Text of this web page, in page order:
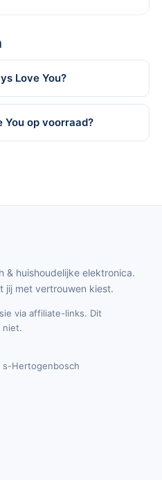
Love You?
You op voorraad?
& huishoudelijke elektronica.
jij met vertrouwen kiest.
via affiliate-links. Dit
niet.
s-Hertogenbosch